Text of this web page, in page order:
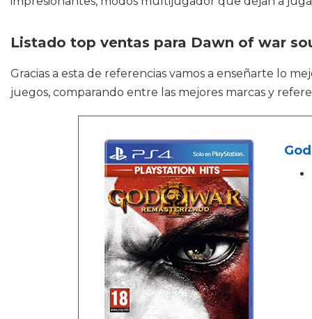
Listado top ventas para Dawn of war
Gracias a esta de referencias vamos a enseñarte lo
juegos, comparando entre las mejores marcas y